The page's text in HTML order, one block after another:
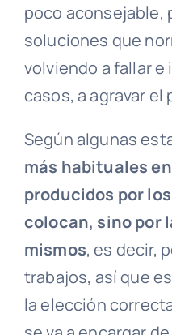
poco aconsejable,
soluciones que
volviendo a fallar
casos, a agravar el
Según algunas
más habituales
producidos por
colocan, sino por
mismos, es decir,
trabajos, así que
la elección